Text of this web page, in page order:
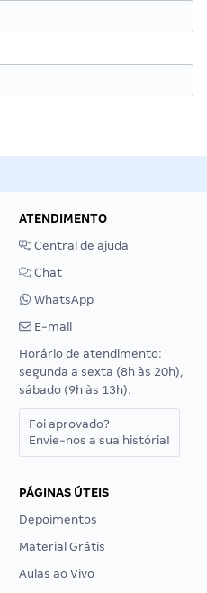
ATENDIMENTO
Central de ajuda
Chat
WhatsApp
E-mail
Horário de atendimento:
segunda a sexta (8h às 20h),
sábado (9h às 13h).
Foi aprovado?
Envie-nos a sua história!
PÁGINAS ÚTEIS
Depoimentos
Material Grátis
Aulas ao Vivo